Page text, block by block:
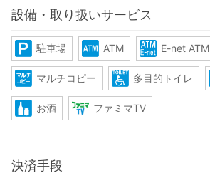
設備・取り扱いサービス
駐車場 ATM E-net ATM
マルチコピー 多目的トイレ
お酒 ファミマTV
決済手段